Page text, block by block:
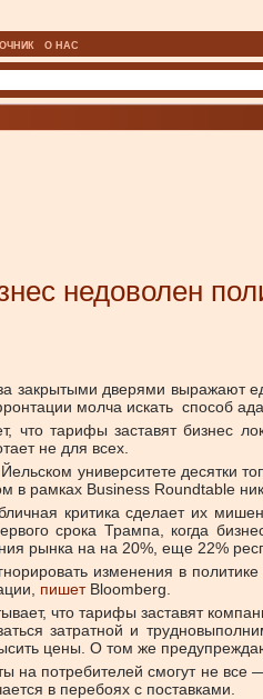
О НАС
недоволен
закрытыми дверями выражают
молча искать способ
что тарифы заставят бизнес
не для всех.
университете десятки
в рамках Business Roundtable
критика сделает их
срока Трампа, когда
рынка на на 20%, еще ​​22%
изменения в
пишетBloomberg.
что тарифы заставят
затратной и
цены. О том же
на потребителей смогут не
в перебоях с поставками.